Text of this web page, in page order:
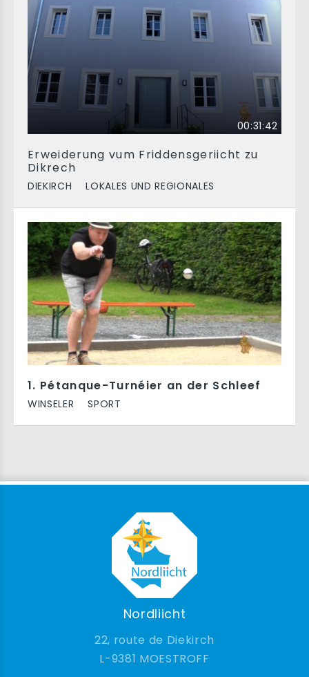
00:31:42
Erweiderung vum Friddensgeriicht zu
Dikrech
DIEKIRCH LOKALES UND REGIONALES
1. Pétanque-Turnéier an der Schleef
WINSELER SPORT
Nordliicht
22, route de Diekirch
9381 MOESTROFF